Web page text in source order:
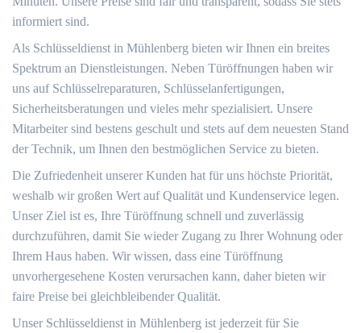
informiert sind.
Als Schlüsseldienst in Mühlenberg bieten wir Ihnen ein breites
Spektrum an Dienstleistungen. Neben Türöffnungen haben wir
uns auf Schlüsselreparaturen, Schlüsselanfertigungen,
Sicherheitsberatungen und vieles mehr spezialisiert. Unsere
Mitarbeiter sind bestens geschult und stets auf dem neuesten Stand
der Technik, um Ihnen den bestmöglichen Service zu bieten.
Die Zufriedenheit unserer Kunden hat für uns höchste Priorität,
weshalb wir großen Wert auf Qualität und Kundenservice legen.
Unser Ziel ist es, Ihre Türöffnung schnell und zuverlässig
durchzuführen, damit Sie wieder Zugang zu Ihrer Wohnung oder
Ihrem Haus haben. Wir wissen, dass eine Türöffnung
unvorhergesehene Kosten verursachen kann, daher bieten wir
faire Preise bei gleichbleibender Qualität.
Unser Schlüsseldienst in Mühlenberg ist jederzeit für Sie